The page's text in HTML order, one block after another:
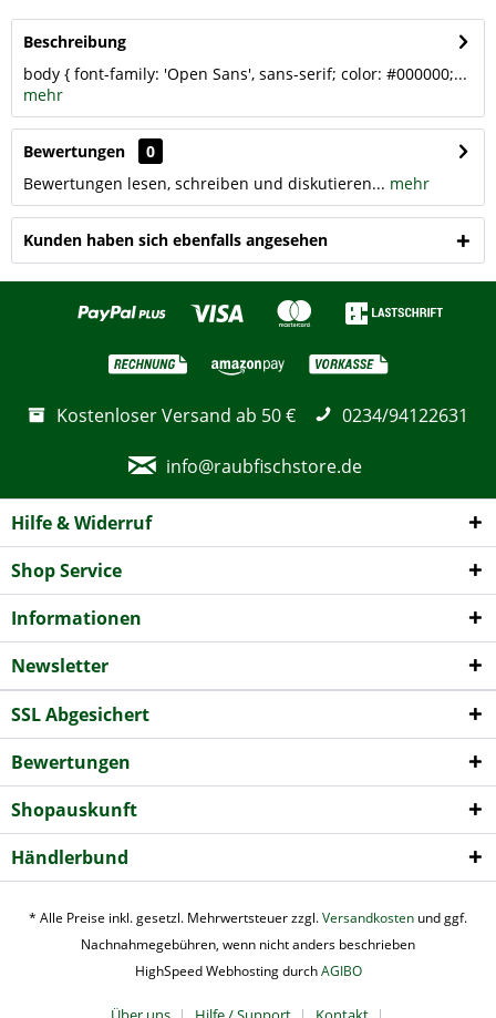
Beschreibung
body { font-family: 'Open Sans', sans-serif; color: #000000;...
mehr
Bewertungen
0
Bewertungen lesen, schreiben und diskutieren... mehr
Kunden haben sich ebenfalls angesehen
Kostenloser Versand ab 50 € 0234/94122631
info@raubfischstore.de
Hilfe & Widerruf
Shop Service
Informationen
Newsletter
SSL Abgesichert
Bewertungen
Shopauskunft
Händlerbund
* Alle Preise inkl. gesetzl. Mehrwertsteuer zzgl.Versandkosten und ggf.
Nachnahmegebühren, wenn nicht anders beschrieben
HighSpeed Webhosting durchAGIBO